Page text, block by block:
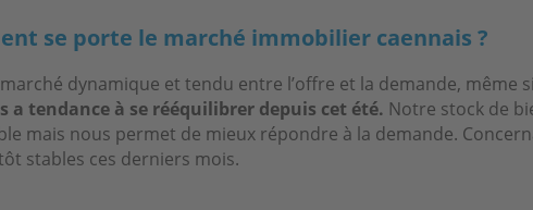
se porte le marché immobilier caennais ?
marché dynamique et tendu entre l’offre et la demande, même si
a tendance à se rééquilibrer depuis cet été. Notre stock de
mais nous permet de mieux répondre à la demande.
stables ces derniers mois.